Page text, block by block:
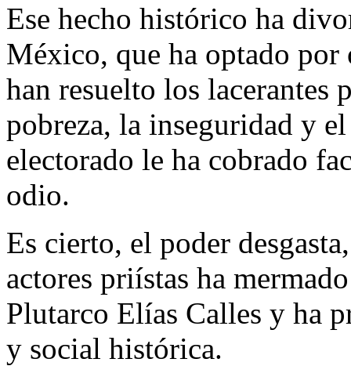
Ese hecho histórico ha
México, que ha optado
han resuelto los lacerantes
pobreza, la inseguridad y
electorado le ha cobrado
odio.
Es cierto, el poder
actores priístas ha
Plutarco Elías Calles y ha
y social histórica.